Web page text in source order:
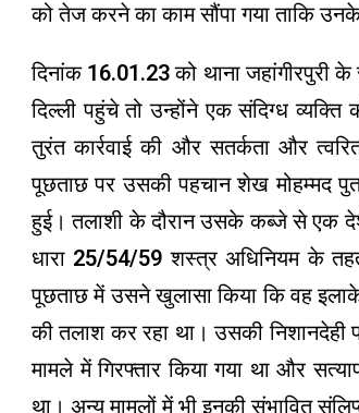
को तेज करने का काम सौंपा गया ताकि
दिनांक 16.01.23 को थाना जहांगीरपुरी के
दिल्ली पहुंचे तो उन्होंने एक संदिग्ध
तुरंत कार्रवाई की और सतर्कता और
पूछताछ पर उसकी पहचान शेख मोहम्मद
हुई। तलाशी के दौरान उसके कब्जे से एक
धारा 25/54/59 शस्त्र अधिनियम के
पूछताछ में उसने खुलासा किया कि वह
की तलाश कर रहा था। उसकी
मामले में गिरफ्तार किया गया था और
था। अन्य मामलों में भी इनकी संभावित